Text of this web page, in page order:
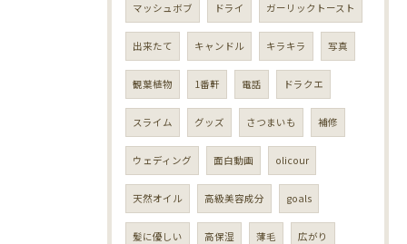
マッシュボブ ドライ ガーリックトースト
出来たて キャンドル キラキラ 写真
観葉植物 1番軒 電話 ドラクエ
スライム グッズ さつまいも 補修
ウェディング 面白動画 olicour
天然オイル 高級美容成分 goals
髪に優しい 高保湿 薄毛 広がり